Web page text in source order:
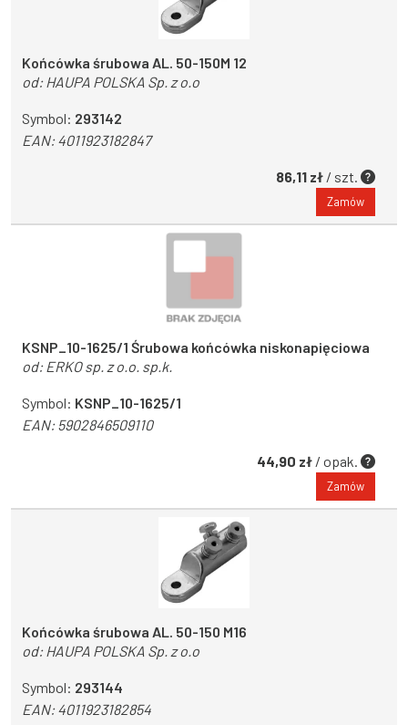
Końcówka śrubowa AL. 50-150M 12
od: HAUPA POLSKA Sp. z o.o
Symbol: 293142
EAN:4011923182847
86,11 zł / szt.
Zamów
KSNP_10-1625/1 Śrubowa końcówka niskonapięciowa
od: ERKO sp. z o.o. sp.k.
Symbol: KSNP_10-1625/1
EAN:5902846509110
44,90 zł / opak.
Zamów
Końcówka śrubowa AL. 50-150 M16
od: HAUPA POLSKA Sp. z o.o
Symbol: 293144
EAN:4011923182854